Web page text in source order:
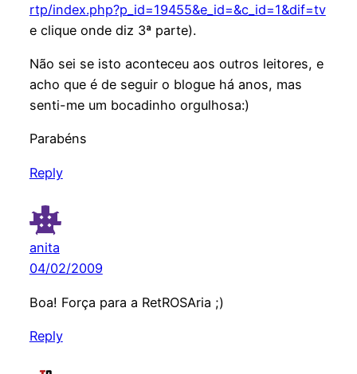
rtp/index.php?p_id=19455&e_id=&c_id=1&dif=tv
e clique onde diz 3ª parte).
Não sei se isto aconteceu aos outros leitores, e
acho que é de seguir o blogue há anos, mas
senti-me um bocadinho orgulhosa:)
Parabéns
Reply
anita
04/02/2009
Boa! Força para a RetROSAria ;)
Reply